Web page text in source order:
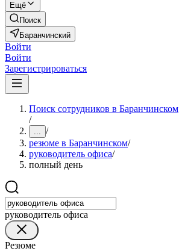
Ещё
Поиск
Баранчинский
Войти
Войти
Зарегистрироваться
Поиск сотрудников в Баранчинском
/
... /
резюме в Баранчинском/
руководитель офиса/
полный день
руководитель офиса
Резюме